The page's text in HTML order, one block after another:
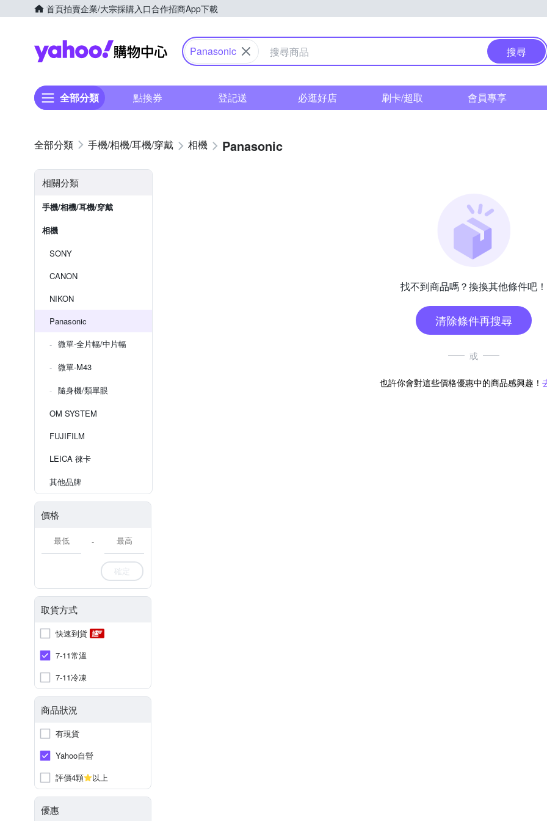
首頁拍賣企業/大宗採購入口合作招商App下載
Yahoo購物中心
Panasonic 搜尋
全部分類 點換券 登記送 必逛好店 刷卡/超取 會員專享
手機/相機/耳機/穿戴 相機 Panasonic
相關分類
手機/相機/耳機/穿戴
相機
SONY
CANON
NIKON
Panasonic
微單-全片幅/中片幅
微單-M43
隨身機/類單眼
OM SYSTEM
FUJIFILM
LEICA 徠卡
其他品牌
價格
-
確定
取貨方式
快速到貨
7-11常溫
7-11冷凍
商品狀況
有現貨
Yahoo自營
評價4顆
以上
優惠
找不到商品嗎？換換其他條件吧！
清除條件再搜尋
或
也許你會對這些價格優惠中的商品感興趣！